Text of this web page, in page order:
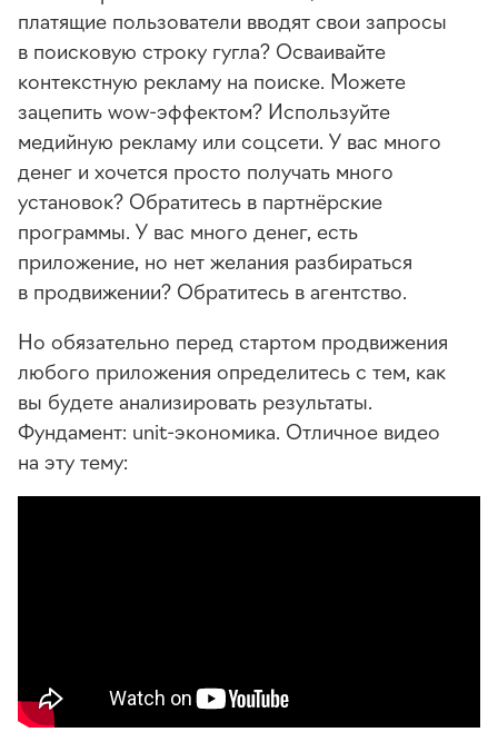
платящие пользователи вводят свои запросы
в поисковую строку гугла? Осваивайте
контекстную рекламу на поиске. Можете
зацепитьwow-эффектом? Используйте
медийную рекламу или соцсети. У вас много
денег и хочется просто получать много
установок? Обратитесь в партнёрские
программы. У вас много денег, есть
приложение, но нет желания разбираться
в продвижении? Обратитесь в агентство.
Но обязательно перед стартом продвижения
любого приложения определитесь с тем, как
вы будете анализировать результаты.
Фундамент: unit-экономика. Отличное видео
на эту тему: